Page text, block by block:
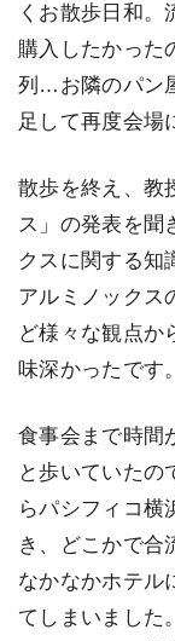
くお散歩日和。
購入したかった
列…お隣のパン
足して再度会場
散歩を終え、教
ス」の発表を聞
クスに関する知
アルミノックス
ど様々な観点か
味深かったです。
食事会まで時間
と歩いていたの
らパシフィコ横
き、どこかで合
なかなかホテル
てしまいました